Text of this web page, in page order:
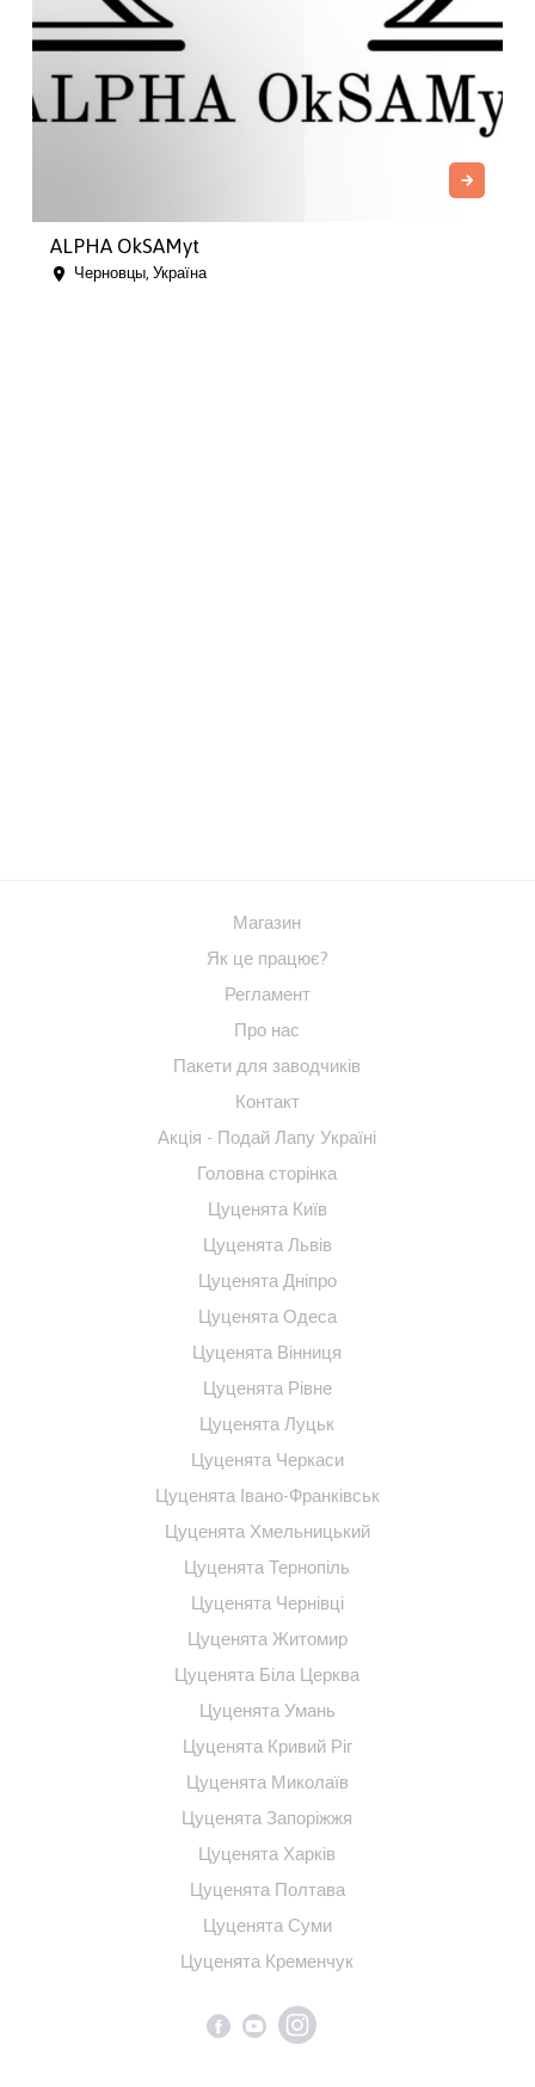
ALPHA OkSAMyt
Черновцы, Україна
Магазин
Як це працює?
Регламент
Про нас
Пакети для заводчиків
Контакт
Акція - Подай Лапу Україні
Головна сторінка
Цуценята Київ
Цуценята Львів
Цуценята Дніпро
Цуценята Одеса
Цуценята Вінниця
Цуценята Рівне
Цуценята Луцьк
Цуценята Черкаси
Цуценята Івано-Франківськ
Цуценята Хмельницький
Цуценята Тернопіль
Цуценята Чернівці
Цуценята Житомир
Цуценята Біла Церква
Цуценята Умань
Цуценята Кривий Ріг
Цуценята Миколаїв
Цуценята Запоріжжя
Цуценята Харків
Цуценята Полтава
Цуценята Суми
Цуценята Кременчук